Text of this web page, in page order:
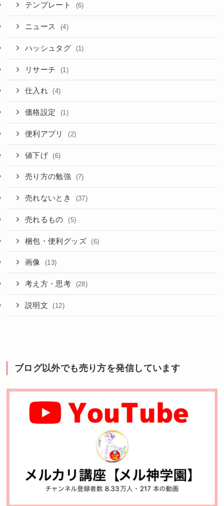
テンプレート (6)
ニュース (4)
ハッシュタグ (1)
リサーチ (1)
仕入れ (4)
価格設定 (1)
便利アプリ (2)
値下げ (6)
売り方の勉強 (7)
売れないとき (37)
売れるもの (5)
梱包・便利グッズ (6)
画像 (13)
考え方・思考 (28)
説明文 (12)
ブログ以外でも売り方を発信しています